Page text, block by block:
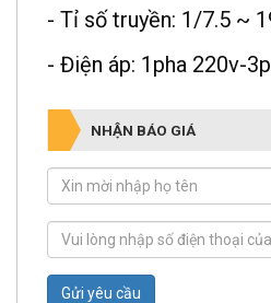
- Tỉ số truyền: 1/7.5 ~
- Điện áp: 1pha 220v-
NHẬN BÁO GIÁ
Gửi yêu cầu